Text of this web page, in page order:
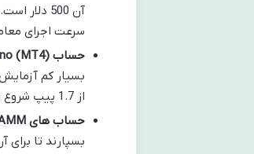
سرعت اجرای
حساب Nano (MT4):
از 1.7 پیپ شروع شده و کمیسیون ندارد.
حساب های PAMM:
بسپارند تا